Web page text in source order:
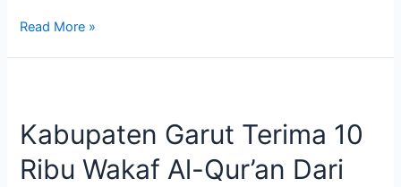
Read More »
Kabupaten Garut Terima 10
Ribu Wakaf Al-Qur’an Dari
Terima
10
Ribu